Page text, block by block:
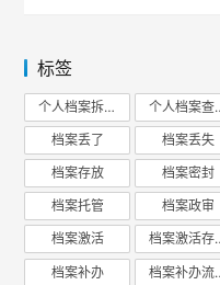
标签
个人档案拆开 个
档案丢了 档案丢失
档案存放 档案密封
档案托管 档案政审
档案激活 档
档案补办 档